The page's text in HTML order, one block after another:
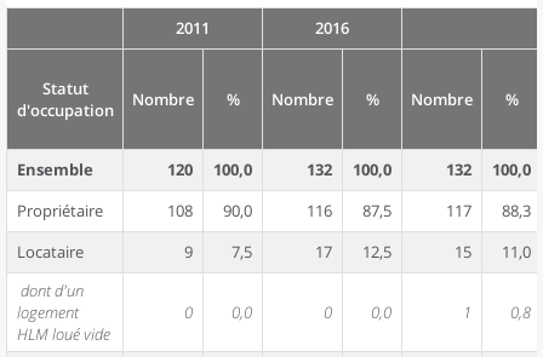
2011 2016
Statut
d'occupation
Nombre % Nombre % Nombre %
Ensemble 120 100,0 132 100,0 132
100,0
Propriétaire
108 90,0 116 87,5 117
88,3
Locataire
9 7,5 17 12,5 15
11,0
dont d'un
logement
HLM loué vide
0 0,0 0 0,0 1 0,8